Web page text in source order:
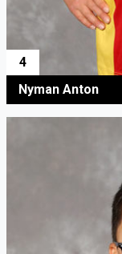
4
Nyman Anton